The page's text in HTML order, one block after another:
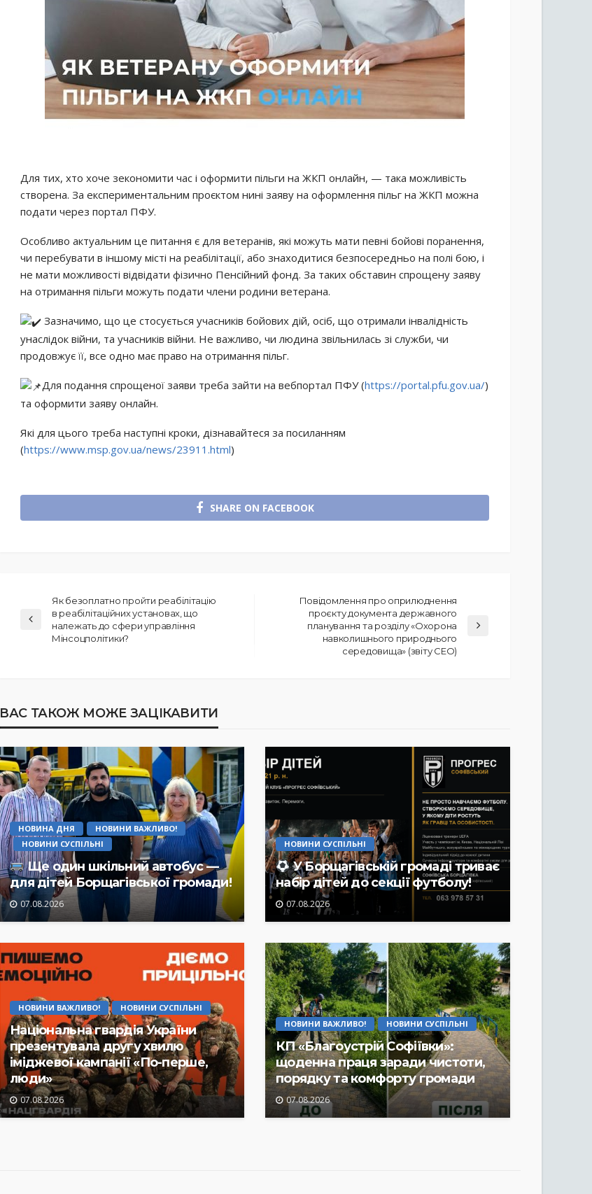
Для тих, хто хоче зекономити час і оформити пільги на ЖКП онлайн, — така можливість
створена. За експериментальним проєктом нині заяву на оформлення пільг на ЖКП можна
подати через портал ПФУ.
Особливо актуальним це питання є для ветеранів, які можуть мати певні бойові поранення,
чи перебувати в іншому місті на реабілітації, або знаходитися безпосередньо на полі бою, і
не мати можливості відвідати фізично Пенсійний фонд. За таких обставин спрощену заяву
на отримання пільги можуть подати члени родини ветерана.
Зазначимо, що це стосується учасників бойових дій, осіб, що отримали інвалідність
унаслідок війни, та учасників війни. Не важливо, чи людина звільнилась зі служби, чи
продовжує її, все одно має право на отримання пільг.
Для подання спрощеної заяви треба зайти на вебпортал ПФУ (https://portal.pfu.gov.ua/)
та оформити заяву онлайн.
Які для цього треба наступні кроки, дізнавайтеся за посиланням
(https://www.msp.gov.ua/news/23911.html)
SHARE ON FACEBOOK
Як безоплатно пройти реабілітацію
в реабілітаційних установах, що
належать до сфери управління
Мінсоцполітики?
Повідомлення про оприлюднення
проєкту документа державного
планування та розділу «Охорона
навколишнього природнього
середовища» (звіту СЕО)
ВАС ТАКОЖ МОЖЕ ЗАЦІКАВИТИ
НОВИНА ДНЯ
НОВИНИ ВАЖЛИВО!
НОВИНИ СУСПІЛЬНІ
Ще один шкільний автобус —
для дітей Борщагівської громади!
07.08.2026
НОВИНИ СУСПІЛЬНІ
У Борщагівській громаді триває
набір дітей до секції футболу!
07.08.2026
НОВИНИ ВАЖЛИВО! НОВИНИ СУСПІЛЬНІ
Національна гвардія України
презентувала другу хвилю
іміджевої кампанії «По-перше,
люди»
07.08.2026
НОВИНИ ВАЖЛИВО! НОВИНИ СУСПІЛЬНІ
КП «Благоустрій Софіївки»:
щоденна праця заради чистоти,
порядку та комфорту громади
07.08.2026